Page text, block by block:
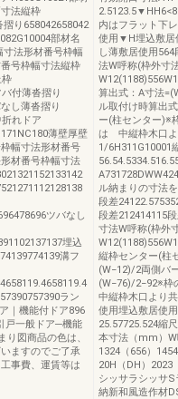
法縦枠
摺り658042658042
部材名
法形材番号枠幅
号枠幅寸法縦枠
枠
付薄沓摺り
し薄沓摺り
れドア
薄壁厚壁
幅寸法形材番号
材番号枠幅寸法
ツバなし
埋込
溝フ
ラン
｜機能付ドア896
戸一般ドア─機能
図商品の色は、
ますのでご了承
事費、運賃等は
内はフラット下
使用▼H埋込敷居
し薄敷居使用
法W呼称(枠外寸
算出式：A寸法
ル取付け時算出
ー(柱センター)※
は 中縦枠木口よ
1/6H311G10001
ル納まりの寸法
段差
段差212414115
寸法W呼称(枠外
縦枠センター(
(W−12)/2両側バ
(W−76)/2−92※
中縦枠木口より
使用埋込敷居使
25.57725.524縮
本寸法（mm）W
1324（656）
20H（DH）
シッサラシッサ
納新和風造作材